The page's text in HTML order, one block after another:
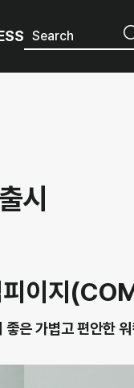
시
이지
좋은 가볍고 편안한